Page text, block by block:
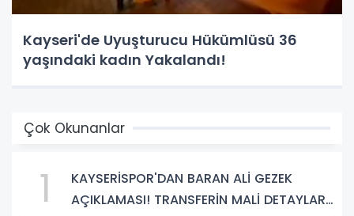
Kayseri'de Uyuşturucu Hükümlüsü 36
yaşındaki kadın Yakalandı!
Çok Okunanlar
1
KAYSERİSPOR'DAN BARAN ALİ GEZEK
AÇIKLAMASI! TRANSFERİN MALİ DETAYLARI